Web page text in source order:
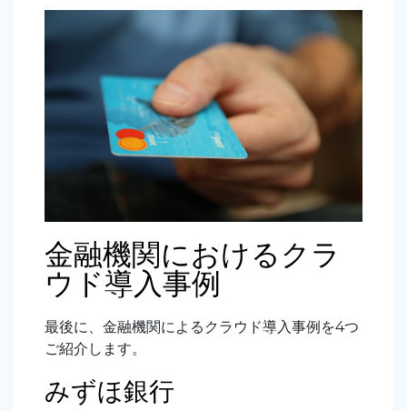
金融機関におけるクラ
ウド導入事例
最後に、金融機関によるクラウド導入事例を4つ
ご紹介します。
みずほ銀行